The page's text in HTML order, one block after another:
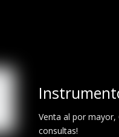
Venta al por mayor,
consultas!